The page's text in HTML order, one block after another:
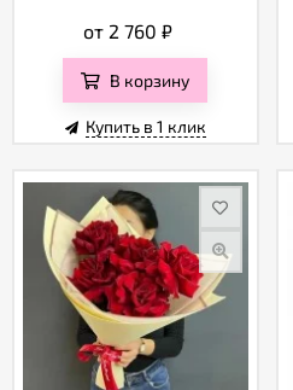
от 2 760₽
В корзину
Купить в 1 клик